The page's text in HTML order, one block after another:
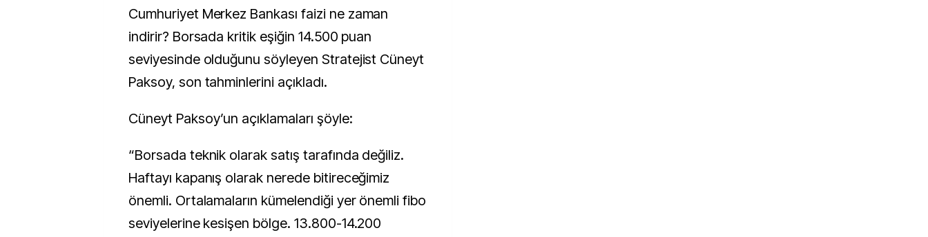
Cumhuriyet Merkez Bankası faizi ne zaman
indirir? Borsada kritik eşiğin 14.500 puan
seviyesinde olduğunu söyleyen Stratejist Cüneyt
Paksoy, son tahminlerini açıkladı.
Cüneyt Paksoy’un açıklamaları şöyle:
“Borsada teknik olarak satış tarafında değiliz.
Haftayı kapanış olarak nerede bitireceğimiz
önemli. Ortalamaların kümelendiği yer önemli fibo
seviyelerine kesişen bölge. 13.800-14.200